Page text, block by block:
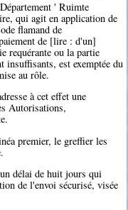
' Ruimte
qui agit en application de
flamand de
de [lire : d'un]
requérante ou la partie
insuffisants, est exemptée du
au rôle.
à cet effet une
Autorisations,
premier, le greffier les
délai de huit jours qui
de l'envoi sécurisé, visée